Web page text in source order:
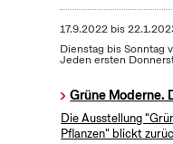
17.9.2022bis
Dienstag bis Sonntag
Jeden ersten
Grüne Moderne.
Die Ausstellung
Pflanzen" blickt